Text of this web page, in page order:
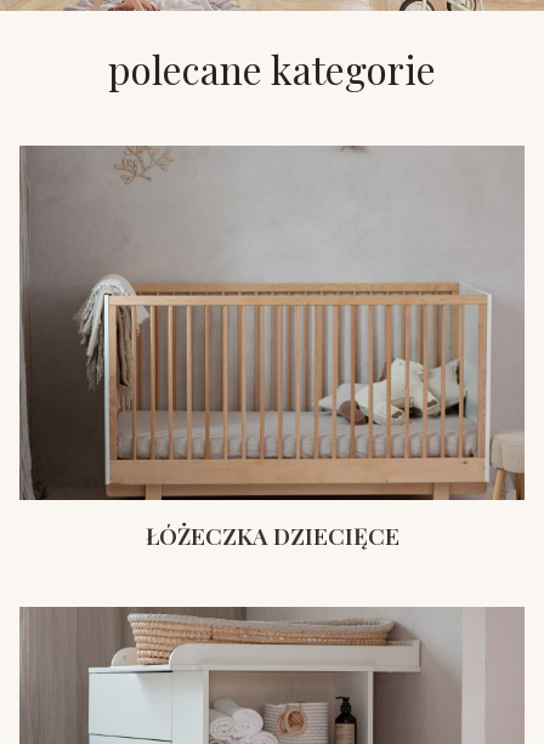
polecane kategorie
ŁÓŻECZKA DZIECIĘCE